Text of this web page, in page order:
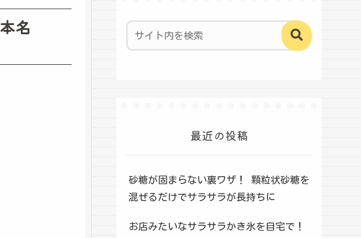
名
最近の投稿
砂糖が固まらない裏ワザ！ 顆粒状砂糖を
混ぜるだけでサラサラが長持ちに
お店みたいなサラサラかき氷を自宅で！